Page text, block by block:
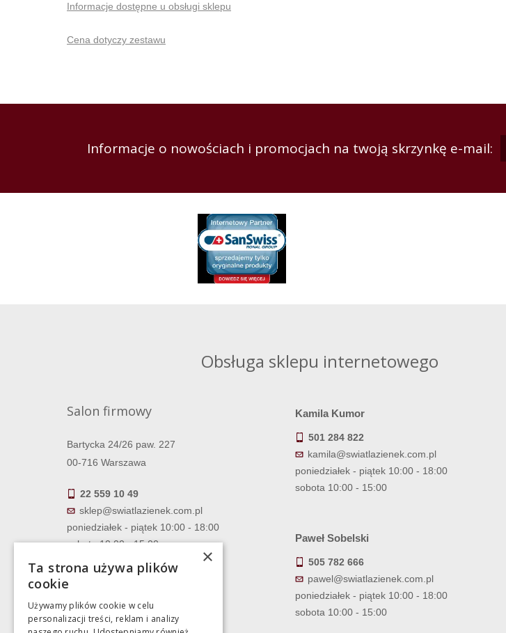
Informacje dostępne u obsługi sklepu
Cena dotyczy zestawu
Informacje o nowościach i promocjach na twoją skrzynkę e-mail:
Obsługa sklepu internetowego
Salon firmowy
Bartycka 24/26 paw. 227
00-716 Warszawa
22 559 10 49
sklep@swiatlazienek.com.pl
poniedziałek - piątek 10:00 - 18:00
sobota 10:00 - 15:00
Kamila Kumor
501 284 822
kamila@swiatlazienek.com.pl
poniedziałek - piątek 10:00 - 18:00
sobota 10:00 - 15:00
Paweł Sobelski
505 782 666
pawel@swiatlazienek.com.pl
poniedziałek - piątek 10:00 - 18:00
sobota 10:00 - 15:00
×
Ta strona używa plików
cookie
Używamy plików cookie w celu
personalizacji treści, reklam i analizy